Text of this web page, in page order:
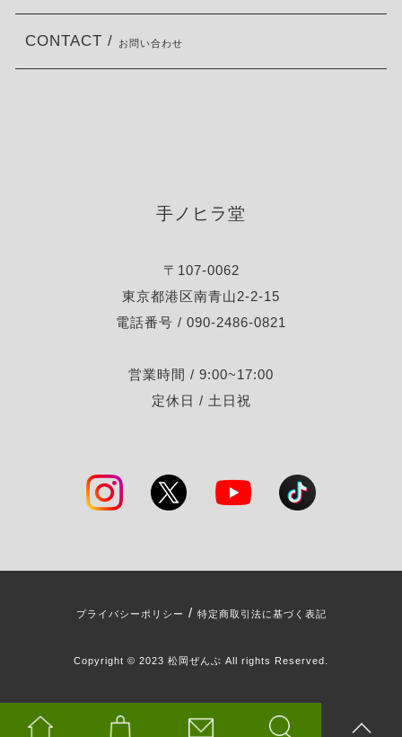
手ノヒラ堂
〒107-0062
東京都港区南青山2-2-15
電話番号 / 090-2486-0821
営業時間 / 9:00~17:00
定休日 / 土日祝
CONTACT / お問い合わせ
プライバシーポリシー / 特定商取引法に基づく表記
Copyright © 2023 松岡ぜんぶ All rights Reserved.